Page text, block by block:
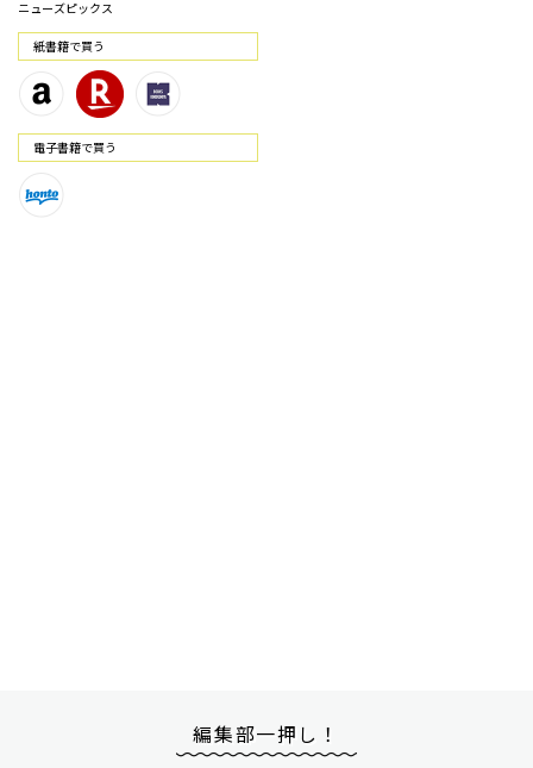
ニューズピックス
紙書籍で買う
電⼦書籍で買う
編集部一押し！